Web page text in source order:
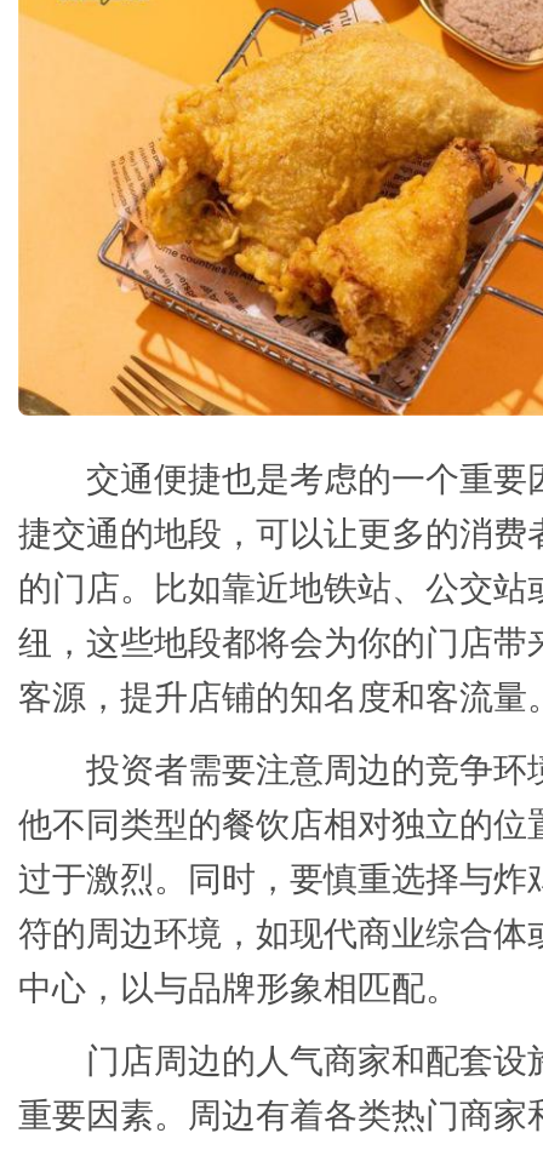
交通便捷也是考虑的一个重要
捷交通的地段，可以让更多的消费
的门店。比如靠近地铁站、公交站
纽，这些地段都将会为你的门店带
客源，提升店铺的知名度和客流量
投资者需要注意周边的竞争环
他不同类型的餐饮店相对独立的位
过于激烈。同时，要慎重选择与炸
符的周边环境，如现代商业综合体
中心，以与品牌形象相匹配。
门店周边的人气商家和配套设
重要因素。周边有着各类热门商家